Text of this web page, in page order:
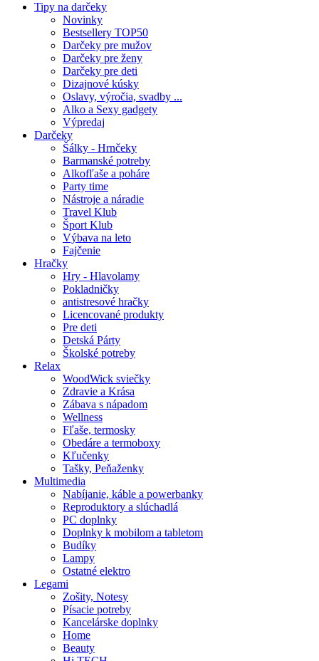
Tipy na darčeky
Novinky
Bestsellery TOP50
Darčeky pre mužov
Darčeky pre ženy
Darčeky pre deti
Dizajnové kúsky
Oslavy, výročia, svadby ...
Alko a Sexy gadgety
Výpredaj
Darčeky
Šálky - Hrnčeky
Barmanské potreby
Alkofľaše a poháre
Party time
Nástroje a náradie
Travel Klub
Šport Klub
Výbava na leto
Fajčenie
Hračky
Hry - Hlavolamy
Pokladničky
antistresové hračky
Licencované produkty
Pre deti
Detská Párty
Školské potreby
Relax
WoodWick sviečky
Zdravie a Krása
Zábava s nápadom
Wellness
Fľaše, termosky
Obedáre a termoboxy
Kľučenky
Tašky, Peňaženky
Multimedia
Nabíjanie, káble a powerbanky
Reproduktory a slúchadlá
PC doplnky
Doplnky k mobilom a tabletom
Budíky
Lampy
Ostatné elektro
Legami
Zošity, Notesy
Písacie potreby
Kancelárske doplnky
Home
Beauty